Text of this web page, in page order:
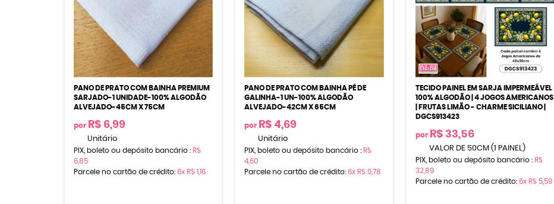
PANO DE PRATO COM BAINHA PREMIUM
SARJADO-1 UNIDADE-100% ALGODÃO
ALVEJADO-45CM X 75CM
por R$ 6,99
Unitário
PIX, boleto ou depósito bancário : R$
6,85
Parcele no cartão de crédito: 6x R$ 1,16
PANO DE PRATO COM BAINHA PÉ DE
GALINHA-1 UN-100% ALGODÃO
ALVEJADO-42CM X 65CM
por R$ 4,69
Unitário
PIX, boleto ou depósito bancário : R$
4,60
Parcele no cartão de crédito: 6x R$ 0,78
TECIDO PAINEL EM SARJA IMPERMEÁVEL
100% ALGODÃO | 4 JOGOS AMERICANOS
| FRUTAS LIMÃO - CHARME SICILIANO |
DGCS913423
por R$ 33,56
VALOR DE 50CM (1 PAINEL)
PIX, boleto ou depósito bancário : R$
32,89
Parcele no cartão de crédito: 6x R$ 5,59